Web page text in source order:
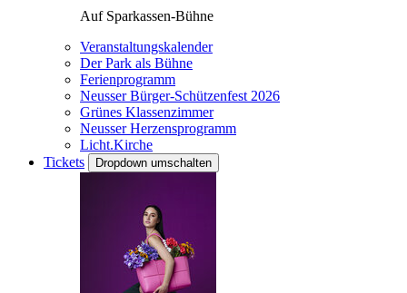
Auf Sparkassen-Bühne
Veranstaltungskalender
Der Park als Bühne
Ferienprogramm
Neusser Bürger-Schützenfest 2026
Grünes Klassenzimmer
Neusser Herzensprogramm
Licht.Kirche
Tickets
Dropdown umschalten